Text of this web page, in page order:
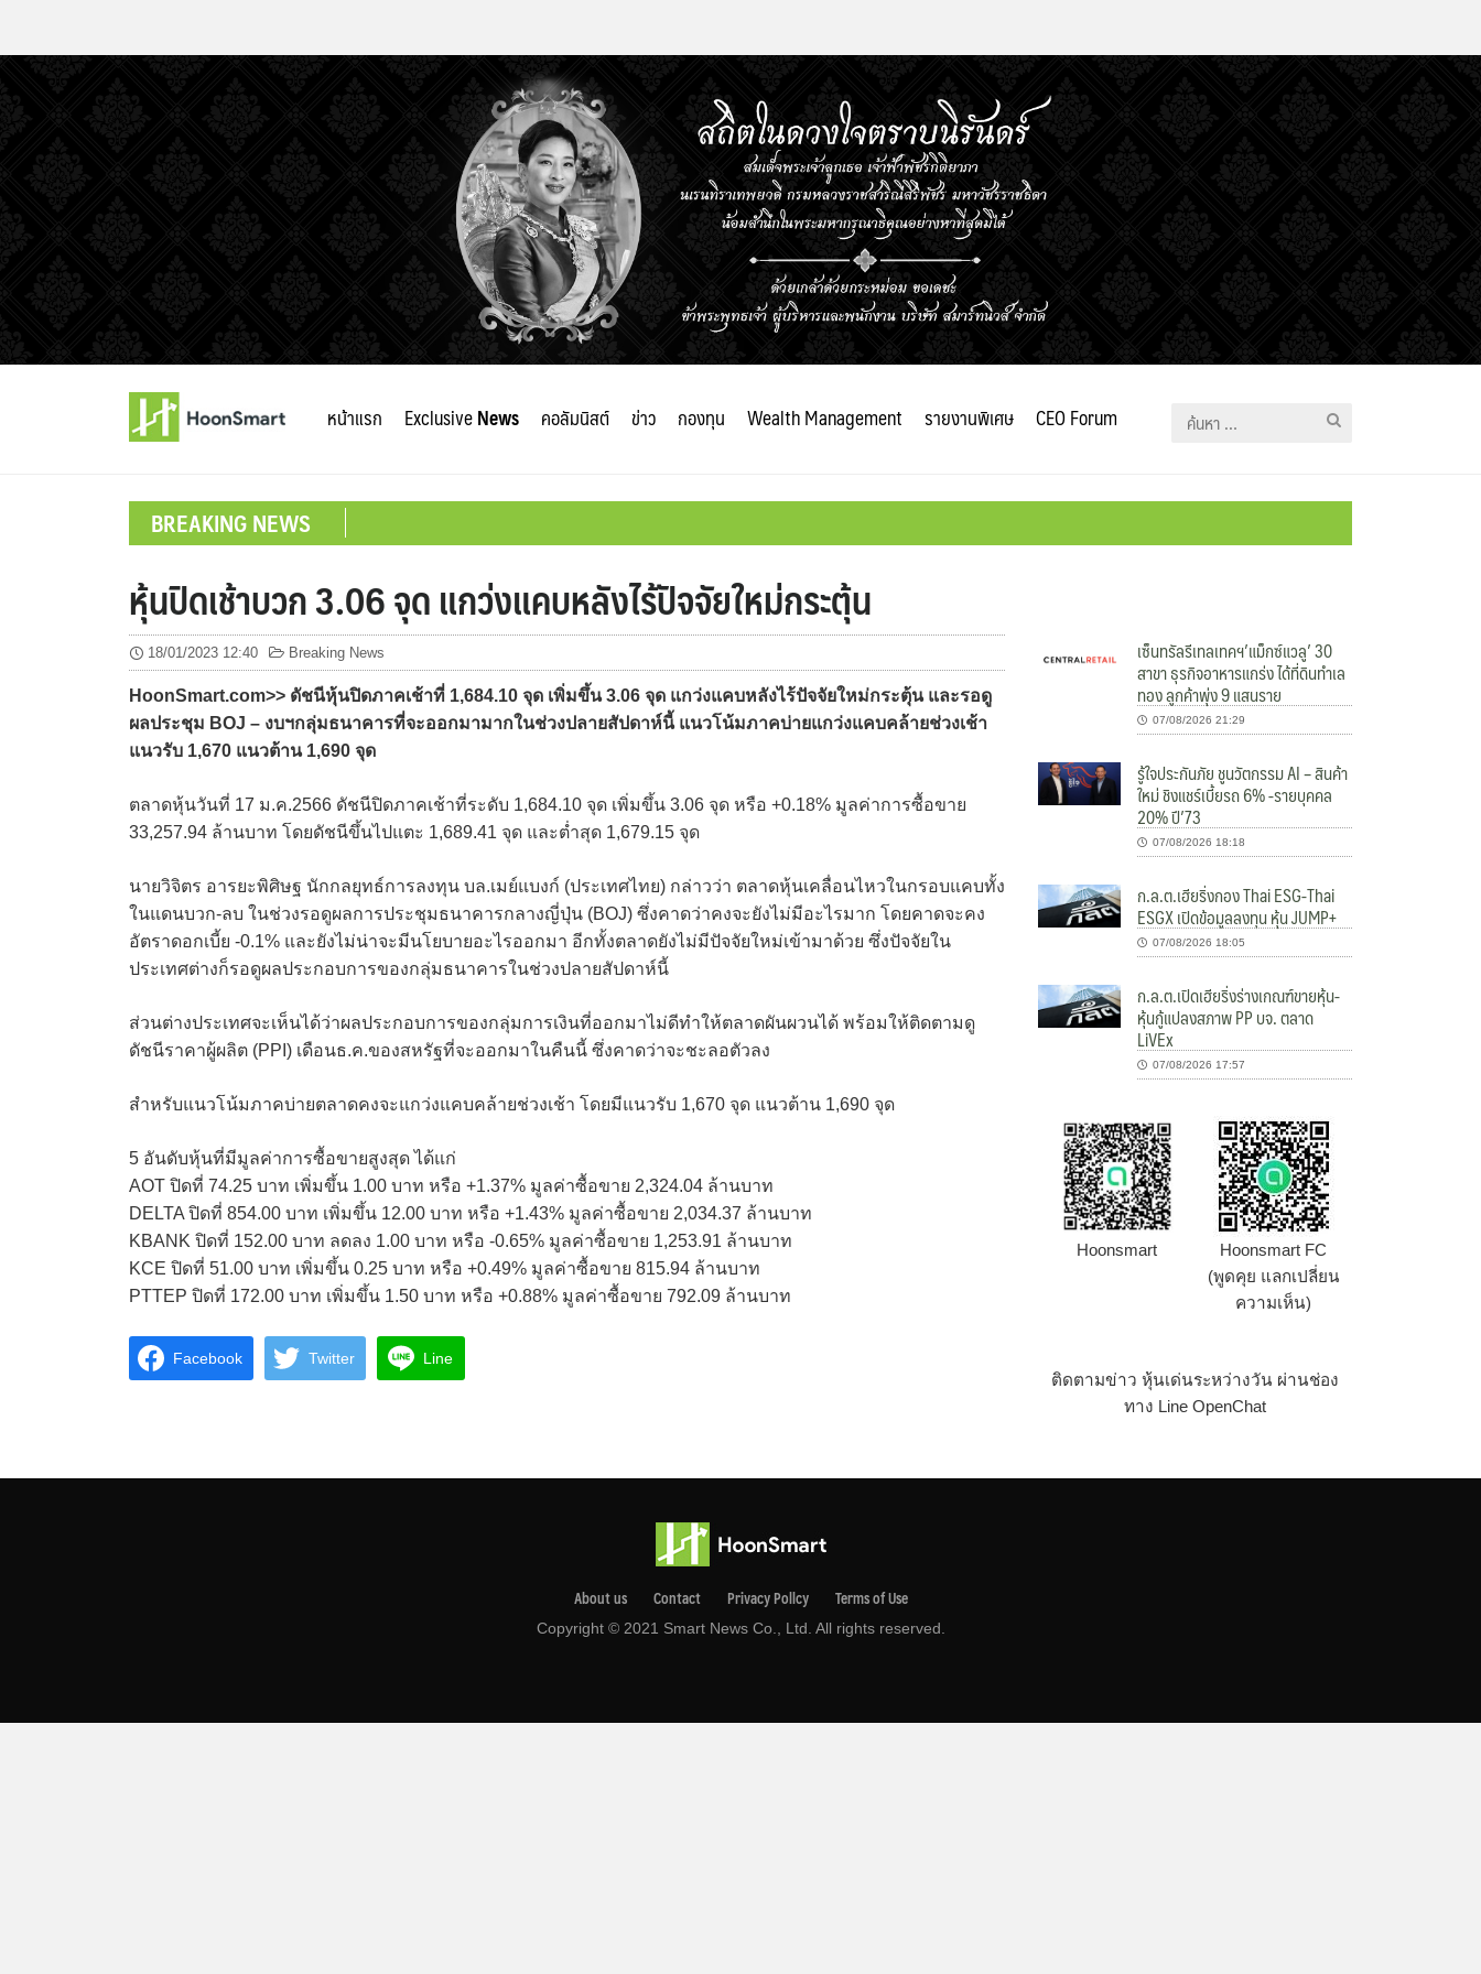
หน้าแรก ExclusiveNews คอลัมนิสต์ ข่าว กองทุน Wealth Management รายงานพิเศษ CEO Forum
ค้นหา
BREAKING NEWS
หุ้นปิดเช้าบวก 3.06 จุด แกว่งแคบหลังไร้ปัจจัยใหม่กระตุ้น
18/01/2023 12:40 Breaking News
HoonSmart.com>> ดัชนีหุ้นปิดภาคเช้าที่ 1,684.10 จุด เพิ่มขึ้น 3.06 จุด แกว่งแคบหลังไร้ปัจจัยใหม่กระตุ้น และรอดู
ผลประชุม BOJ – งบฯกลุ่มธนาคารที่จะออกมามากในช่วงปลายสัปดาห์นี้ แนวโน้มภาคบ่ายแกว่งแคบคล้ายช่วงเช้า
แนวรับ 1,670 แนวต้าน 1,690 จุด
ตลาดหุ้นวันที่ 17 ม.ค.2566 ดัชนีปิดภาคเช้าที่ระดับ 1,684.10 จุด เพิ่มขึ้น 3.06 จุด หรือ +0.18% มูลค่าการซื้อขาย
33,257.94 ล้านบาท โดยดัชนีขึ้นไปแตะ 1,689.41 จุด และต่ำสุด 1,679.15 จุด
นายวิจิตร อารยะพิศิษฐ นักกลยุทธ์การลงทุน บล.เมย์แบงก์ (ประเทศไทย) กล่าวว่า ตลาดหุ้นเคลื่อนไหวในกรอบแคบทั้ง
ในแดนบวก-ลบ ในช่วงรอดูผลการประชุมธนาคารกลางญี่ปุ่น (BOJ) ซึ่งคาดว่าคงจะยังไม่มีอะไรมาก โดยคาดจะคง
อัตราดอกเบี้ย -0.1% และยังไม่น่าจะมีนโยบายอะไรออกมา อีกทั้งตลาดยังไม่มีปัจจัยใหม่เข้ามาด้วย ซึ่งปัจจัยใน
ประเทศต่างก็รอดูผลประกอบการของกลุ่มธนาคารในช่วงปลายสัปดาห์นี้
ส่วนต่างประเทศจะเห็นได้ว่าผลประกอบการของกลุ่มการเงินที่ออกมาไม่ดีทำให้ตลาดผันผวนได้ พร้อมให้ติดตามดู
ดัชนีราคาผู้ผลิต (PPI) เดือนธ.ค.ของสหรัฐที่จะออกมาในคืนนี้ ซึ่งคาดว่าจะชะลอตัวลง
สำหรับแนวโน้มภาคบ่ายตลาดคงจะแกว่งแคบคล้ายช่วงเช้า โดยมีแนวรับ 1,670 จุด แนวต้าน 1,690 จุด
5 อันดับหุ้นที่มีมูลค่าการซื้อขายสูงสุด ได้แก่
AOT ปิดที่ 74.25 บาท เพิ่มขึ้น 1.00 บาท หรือ +1.37% มูลค่าซื้อขาย 2,324.04 ล้านบาท
DELTA ปิดที่ 854.00 บาท เพิ่มขึ้น 12.00 บาท หรือ +1.43% มูลค่าซื้อขาย 2,034.37 ล้านบาท
KBANK ปิดที่ 152.00 บาท ลดลง 1.00 บาท หรือ -0.65% มูลค่าซื้อขาย 1,253.91 ล้านบาท
KCE ปิดที่ 51.00 บาท เพิ่มขึ้น 0.25 บาท หรือ +0.49% มูลค่าซื้อขาย 815.94 ล้านบาท
PTTEP ปิดที่ 172.00 บาท เพิ่มขึ้น 1.50 บาท หรือ +0.88% มูลค่าซื้อขาย 792.09 ล้านบาท
Facebook Twitter Line
เซ็นทรัลรีเทลเทคฯ’แม็กซ์แวลู’ 30
สาขา ธุรกิจอาหารแกร่ง ได้ที่ดินทำเล
ทอง ลูกค้าพุ่ง 9 แสนราย
07/08/2026 21:29
รู้ใจประกันภัย ชูนวัตกรรม AI – สินค้า
ใหม่ ชิงแชร์เบี้ยรถ 6% -รายบุคคล
20% ปี’73
07/08/2026 18:18
ก.ล.ต.เฮียริ่งกอง Thai ESG-Thai
ESGX เปิดข้อมูลลงทุน หุ้น JUMP+
07/08/2026 18:05
ก.ล.ต.เปิดเฮียริ่งร่างเกณฑ์ขายหุ้น-
หุ้นกู้แปลงสภาพ PP บจ. ตลาด
LiVEx
07/08/2026 17:57
Hoonsmart
Hoonsmart FC
(พูดคุย แลกเปลี่ยน
ความเห็น)
ติดตามข่าว หุ้นเด่นระหว่างวัน ผ่านช่อง
ทาง Line OpenChat
About us Contact Privacy Pollcy Terms of Use
Copyright © 2021 Smart News Co., Ltd. All rights reserved.